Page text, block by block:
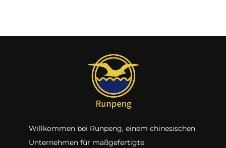
Willkommen bei Runpeng, einem chinesischen
Unternehmen für maßgefertigte